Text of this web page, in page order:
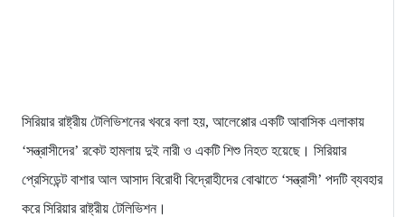
সিরিয়ার রাষ্ট্রীয় টেলিভিশনের খবরে বলা হয়, আলেপ্পোর একটি আবাসিক এলাকায়
‘সন্ত্রাসীদের’ রকেট হামলায় দুই নারী ও একটি শিশু নিহত হয়েছে। সিরিয়ার
প্রেসিডেন্ট বাশার আল আসাদ বিরোধী বিদ্রোহীদের বোঝাতে ‘সন্ত্রাসী’ পদটি ব্যবহার
করে সিরিয়ার রাষ্ট্রীয় টেলিভিশন।